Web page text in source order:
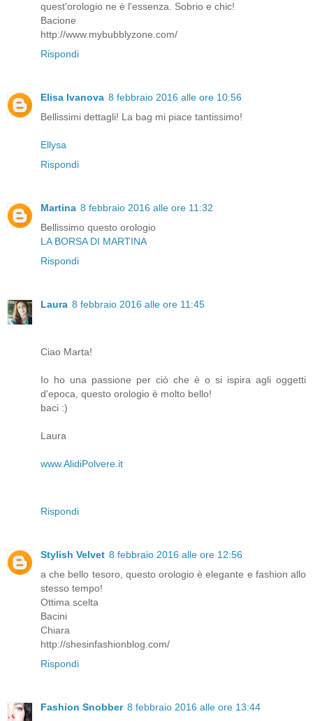
quest'orologio ne è l'essenza. Sobrio e chic!
Bacione
http://www.mybubblyzone.com/
Rispondi
Elisa Ivanova 8 febbraio 2016 alle ore 10:56
Bellissimi dettagli! La bag mi piace tantissimo!
Ellysa
Rispondi
Martina 8 febbraio 2016 alle ore 11:32
Bellissimo questo orologio
LA BORSA DI MARTINA
Rispondi
Laura 8 febbraio 2016 alle ore 11:45
Ciao Marta!
Io ho una passione per ciò che è o si ispira agli oggetti
d'epoca, questo orologio è molto bello!
baci :)
Laura
www.AlidiPolvere.it
Rispondi
Stylish Velvet 8 febbraio 2016 alle ore 12:56
a che bello tesoro, questo orologio è elegante e fashion allo
stesso tempo!
Ottima scelta
Bacini
Chiara
http://shesinfashionblog.com/
Rispondi
Fashion Snobber 8 febbraio 2016 alle ore 13:44